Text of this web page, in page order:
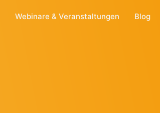
Webinare & Veranstaltungen Blog